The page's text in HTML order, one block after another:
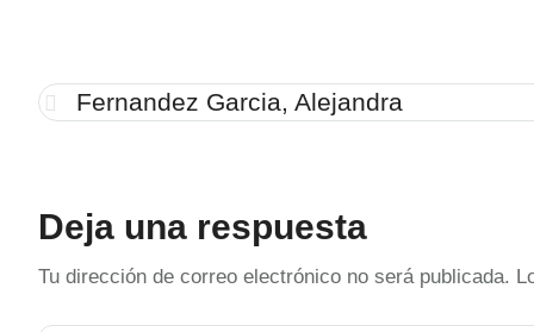
Fernandez Garcia, Alejandra
Deja una respuesta
Tu dirección de correo electrónico no será publicada.